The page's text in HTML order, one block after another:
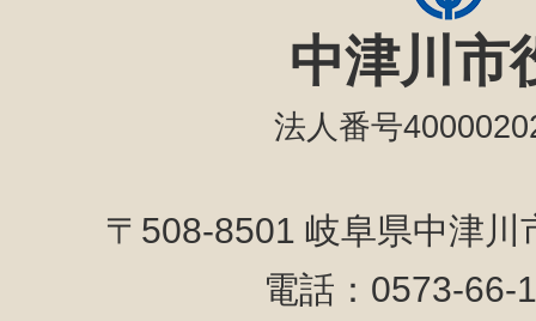
中津川市
法人番号
〒508-8501 岐阜県中津
電話：0573-